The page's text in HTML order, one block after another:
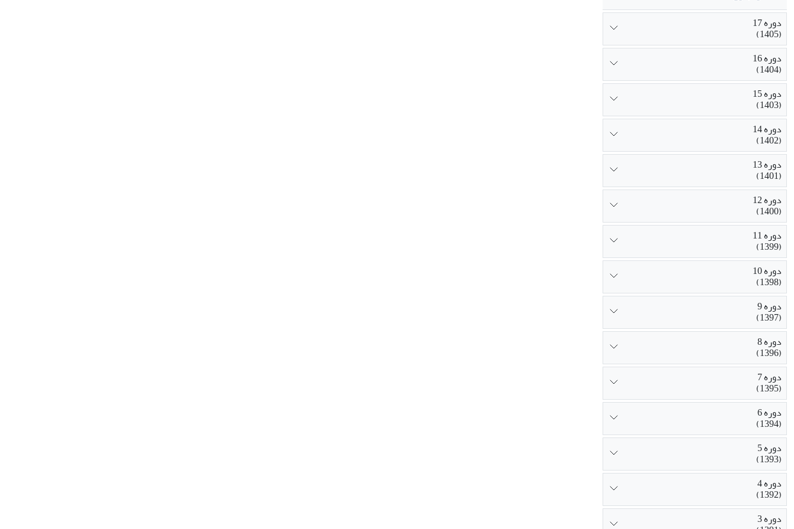
دوره 17
(1405)
دوره 16
(1404)
دوره 15
(1403)
دوره 14
(1402)
دوره 13
(1401)
دوره 12
(1400)
دوره 11
(1399)
دوره 10
(1398)
دوره 9
(1397)
دوره 8
(1396)
دوره 7
(1395)
دوره 6
(1394)
دوره 5
(1393)
دوره 4
(1392)
دوره 3